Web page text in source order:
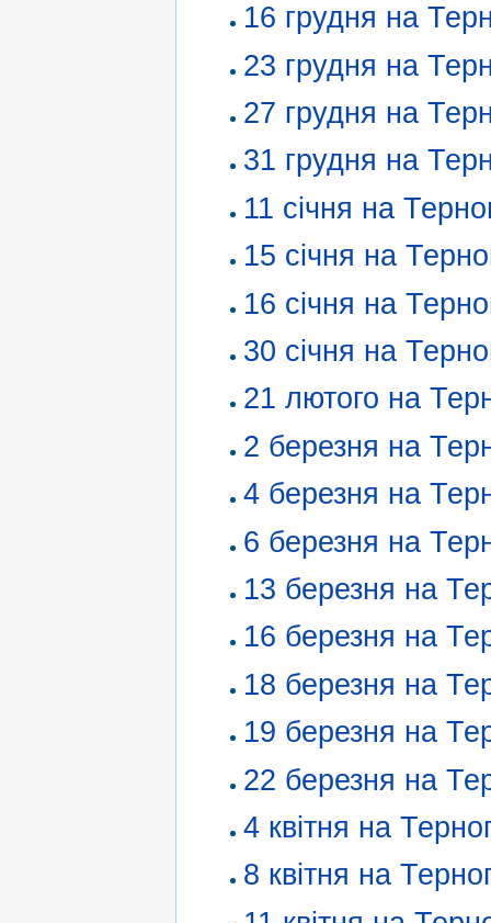
16 грудня на
23 грудня на
27 грудня на
31 грудня на
11 січня на
15 січня на
16 січня на
30 січня на
21 лютого на
2 березня на
4 березня на
6 березня на
13 березня на
16 березня на
18 березня на
19 березня на
22 березня на
4 квітня на
8 квітня на